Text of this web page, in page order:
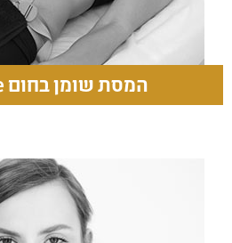
המסת שומן בחום Sculpsure